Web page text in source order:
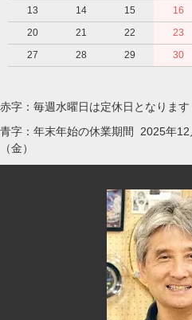
13
14 15 16
20
21 22 23
27
28 29 30
赤字：毎週水曜日は定休日となります
青字：年末年始の休業期間 2025年
（金）